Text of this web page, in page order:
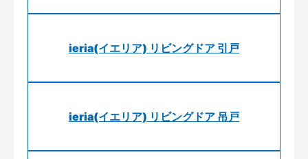
ieria(イエリア) リビングドア 引戸
ieria(イエリア) リビングドア 吊戸